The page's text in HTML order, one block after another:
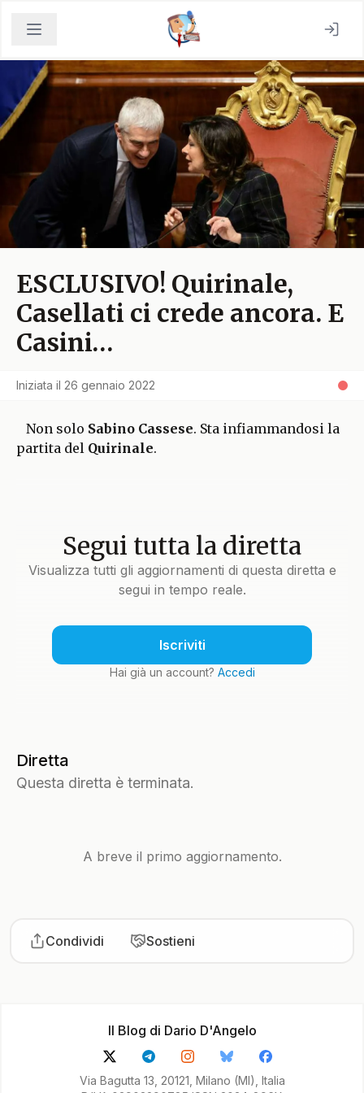
ESCLUSIVO! Quirinale,
Casellati ci crede ancora. E
Casini…
Iniziata il 26 gennaio 2022
Non solo Sabino Cassese. Sta infiammandosi la
partita del Quirinale.
Segui tutta la diretta
Visualizza tutti gli aggiornamenti di questa diretta e
segui in tempo reale.
Iscriviti
Hai già un account? Accedi
Diretta
Questa diretta è terminata.
A breve il primo aggiornamento.
Condividi Sostieni
Il Blog di Dario D'Angelo
Via Bagutta 13, 20121, Milano (MI), Italia